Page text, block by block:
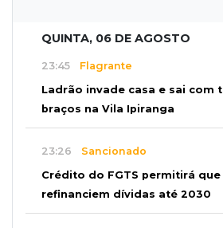
QUINTA, 06 DE AGOSTO
23:45 Flagrante
Ladrão invade casa e sai com
braços na Vila Ipiranga
23:26 Sancionado
Crédito do FGTS permitirá que
refinanciem dívidas até 2030